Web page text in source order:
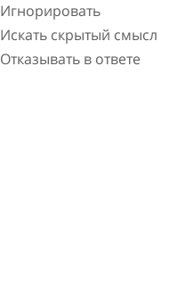
Игнорировать
Искать скрытый смысл
Отказывать в ответе